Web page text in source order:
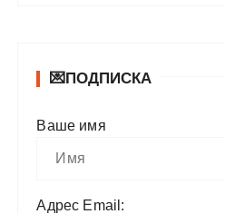
💌ПОДПИСКА
Ваше имя
Адрес Email: